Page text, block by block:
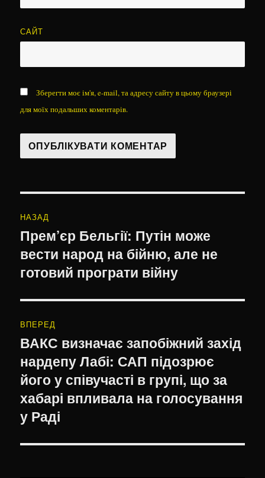
САЙТ
Зберегти моє ім'я, e-mail, та адресу сайту в цьому браузері
для моїх подальших коментарів.
записів
НАЗАД
Попередній
запис:
Прем’єр Бельгії: Путін може
вести народ на бійню, але не
готовий програти війну
ВПЕРЕД
Наступний
запис:
ВАКС визначає запобіжний захід
нардепу Лабі: САП підозрює
його у співучасті в групі, що за
хабарі впливала на голосування
у Раді